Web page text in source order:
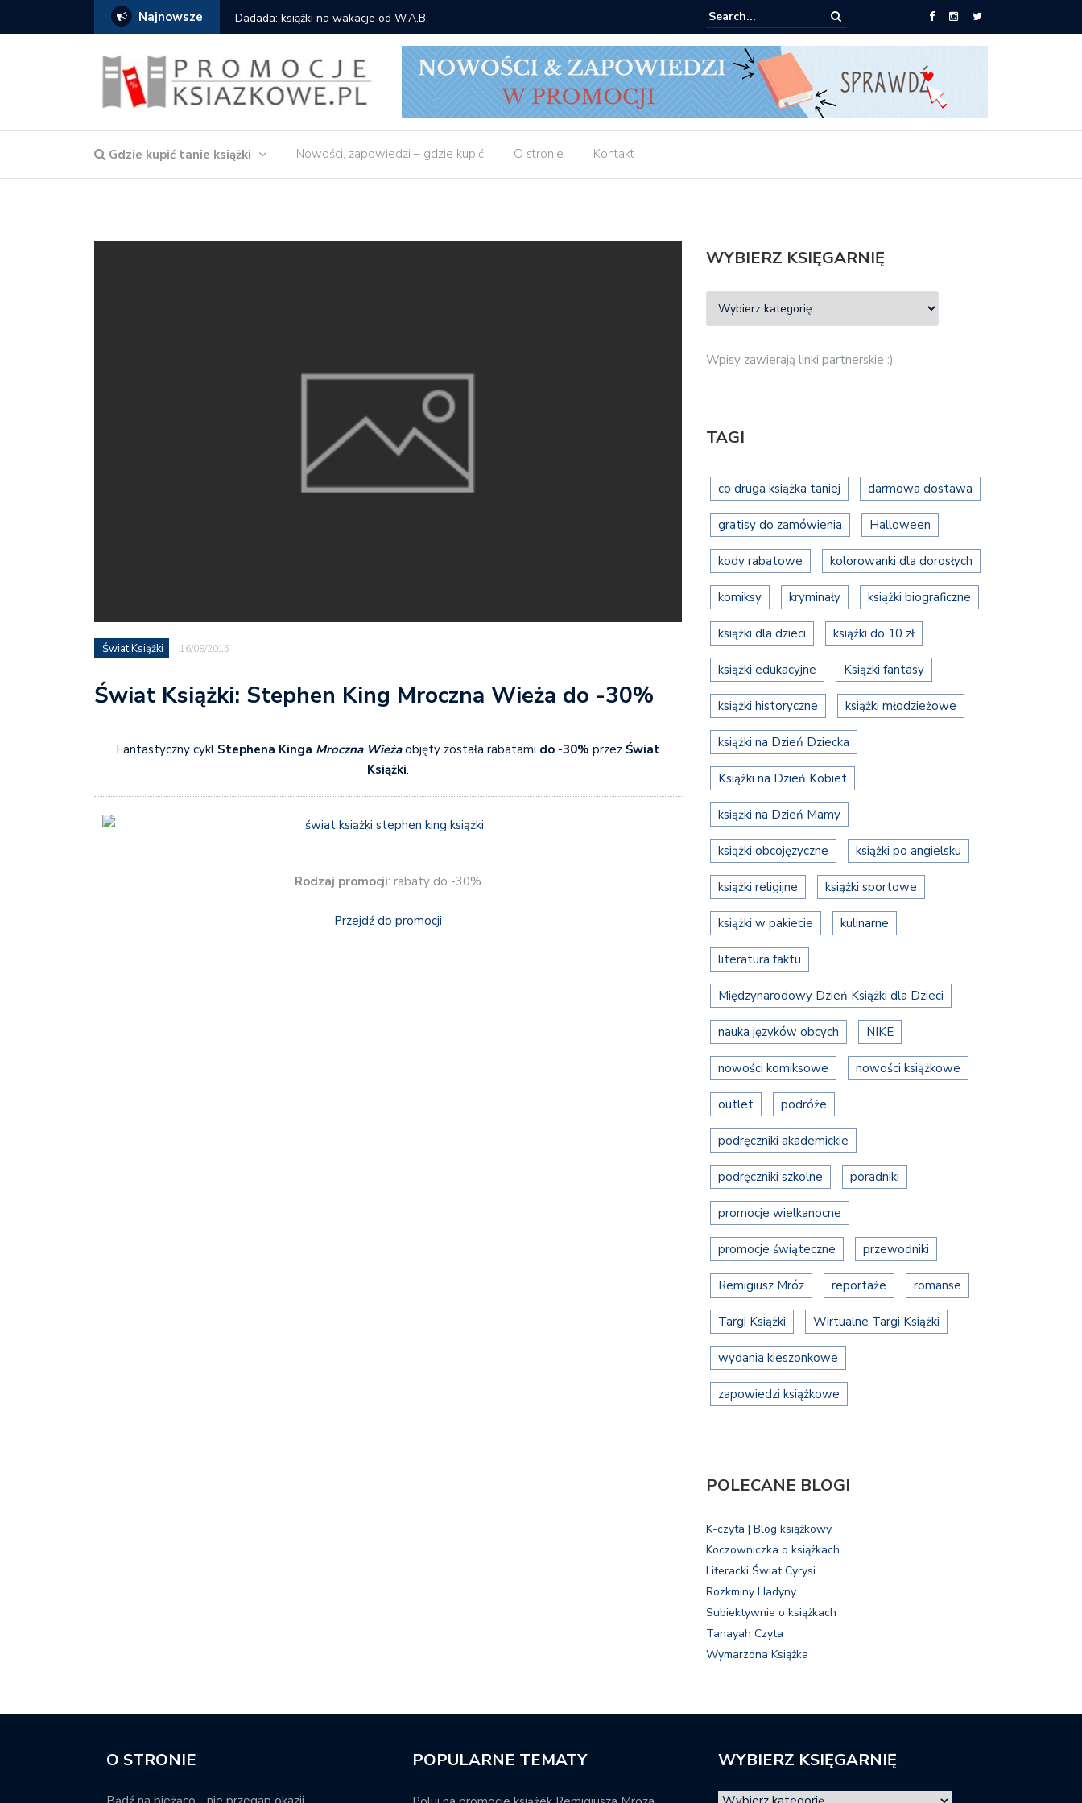
Najnowsze Dadada: książki na wakacje od W.A.B. Gdzie kupić: Mieczysław Gorzka – Copycat
Gdzie kupić tanie książki Nowości, zapowiedzi – gdzie kupić O stronie Kontakt
Świat Książki 16/08/2015
Świat Książki: Stephen King Mroczna Wieża do -30%
Fantastyczny cykl Stephena Kinga Mroczna Wieżaobjęty została rabatami do -30% przez Świat
Książki.
Rodzaj promocji: rabaty do -30%
Przejdź do promocji
WYBIERZ KSIĘGARNIĘ
Wpisy zawierają linki partnerskie :)
TAGI
co druga książka taniej darmowa dostawa
gratisy do zamówienia Halloween
kody rabatowe kolorowanki dla dorosłych
komiksy kryminały książki biograficzne
książki dla dzieci książki do 10 zł
książki edukacyjne Książki fantasy
książki historyczne książki młodzieżowe
książki na Dzień Dziecka
Książki na Dzień Kobiet
książki na Dzień Mamy
książki obcojęzyczne książki po angielsku
książki religijne książki sportowe
książki w pakiecie kulinarne
literatura faktu
Międzynarodowy Dzień Książki dla Dzieci
nauka języków obcych NIKE
nowości komiksowe nowości książkowe
outlet podróże
podręczniki akademickie
podręczniki szkolne poradniki
promocje wielkanocne
promocje świąteczne przewodniki
Remigiusz Mróz reportaże romanse
Targi Książki Wirtualne Targi Książki
wydania kieszonkowe
zapowiedzi książkowe
POLECANE BLOGI
K-czyta | Blog książkowy
Koczowniczka o książkach
Literacki Świat Cyrysi
Rozkminy Hadyny
Subiektywnie o książkach
Tanayah Czyta
Wymarzona Książka
O STRONIE POPULARNE TEMATY WYBIERZ KSIĘGARNIĘ